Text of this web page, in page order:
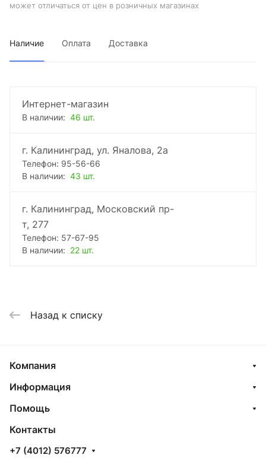
может отличаться от цен в розничных магазинах
Наличие Оплата Доставка
Интернет-магазин
В наличии: 46 шт.
г. Калининград, ул. Яналова, 2а
Телефон: 95-56-66
В наличии: 43 шт.
г. Калининград, Московский пр-
т, 277
Телефон: 57-67-95
В наличии: 22 шт.
Назад к списку
Компания
Информация
Помощь
Контакты
+7 (4012) 576777